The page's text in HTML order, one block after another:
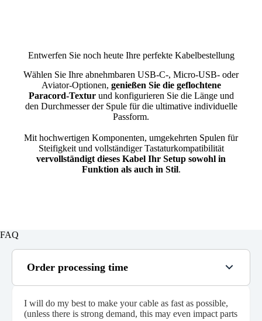
Entwerfen Sie noch heute Ihre perfekte Kabelbestellung
Wählen Sie Ihre abnehmbaren USB-C-, Micro-USB- oder
Aviator-Optionen, genießen Sie die geflochtene
Paracord-Texturund konfigurieren Sie die Länge und
den Durchmesser der Spule für die ultimative individuelle
Passform.
Mit hochwertigen Komponenten, umgekehrten Spulen für
Steifigkeit und vollständiger Tastaturkompatibilität
vervollständigt dieses Kabel Ihr Setup sowohl in
Funktion als auch in Stil.
FAQ
Order processing time
I will do my best to make your cable as fast as possible,
(unless there is strong demand, this may even impact parts